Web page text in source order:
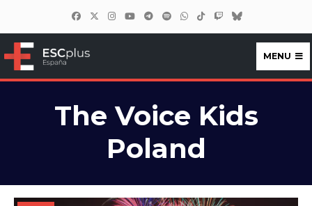
ESCplus España
MENU
The Voice Kids
Poland